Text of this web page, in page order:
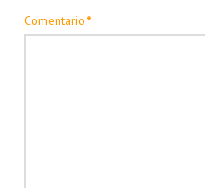
Comentario*